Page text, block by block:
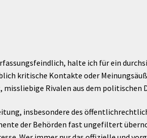
halte ich für ein
kritische Kontakte oder
Rivalen aus dem politischen
insbesondere des
der Behörden fast ungefiltert